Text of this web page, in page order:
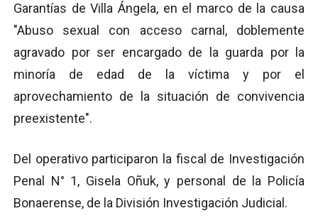
Garantías de Villa Ángela, en el marco de la causa
"Abuso sexual con acceso carnal, doblemente
agravado por ser encargado de la guarda por la
minoría de edad de la víctima y por el
aprovechamiento de la situación de convivencia
preexistente".
Del operativo participaron la fiscal de Investigación
Penal N° 1, Gisela Oñuk, y personal de la Policía
Bonaerense, de la División Investigación Judicial.